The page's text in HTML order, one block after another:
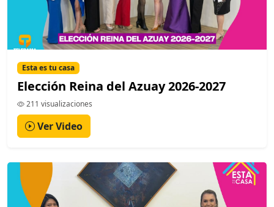
Esta es tu casa
Elección Reina del Azuay 2026-2027
211 visualizaciones
Ver Video